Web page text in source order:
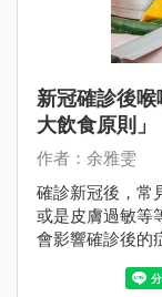
新冠確診後
大飲食原則」
作者：余雅雯
確診新冠後，常
或是皮膚過敏等
會影響確診後的
消化原則。另
復經常在病後報